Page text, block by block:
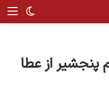
تغییر
از عطا